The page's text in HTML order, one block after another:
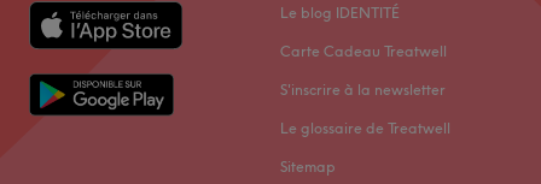
Le blog IDENTITÉ
Carte Cadeau Treatwell
S'inscrire à la newsletter
Le glossaire de Treatwell
Sitemap